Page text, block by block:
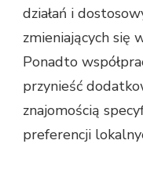
działań i
zmieniających się
Ponadto
przynieść
znajomością
preferencji